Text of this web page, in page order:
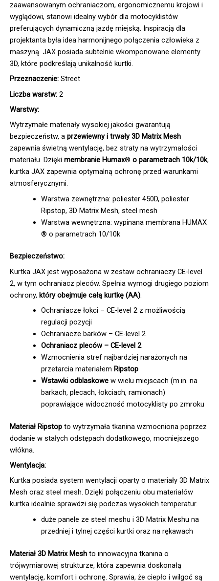
zaawansowanym ochraniaczom, ergonomicznemu krojowi i
wyglądowi, stanowi idealny wybór dla motocyklistów
preferujących dynamiczną jazdę miejską. Inspiracją dla
projektanta była idea harmonijnego połączenia człowieka z
maszyną. JAX posiada subtelnie wkomponowane elementy
3D, które podkreślają unikalność kurtki.
Przeznaczenie: Street
Liczba warstw: 2
Warstwy:
Wytrzymałe materiały wysokiej jakości gwarantują
bezpieczeństw, a przewiewny i trwały 3D Matrix Mesh
zapewnia świetną wentylację, bez straty na wytrzymałości
materiału. Dzięki membranie Humax® o parametrach 10k/10k,
kurtka JAX zapewnia optymalną ochronę przed warunkami
atmosferycznymi.
Warstwa zewnętrzna: poliester 450D, poliester
Ripstop, 3D Matrix Mesh, steel mesh
Warstwa wewnętrzna: wypinana membrana HUMAX
® o parametrach 10/10k
Bezpieczeństwo:
Kurtka JAX jest wyposażona w zestaw ochraniaczy CE-level
2, w tym ochraniacz pleców. Spełnia wymogi drugiego poziom
ochrony, który obejmuje całą kurtkę (AA).
Ochraniacze łokci – CE-level 2 z możliwością
regulacji pozycji
Ochraniacze barków – CE-level 2
Ochraniacz pleców – CE-level 2
Wzmocnienia stref najbardziej narażonych na
przetarcia materiałem Ripstop
Wstawki odblaskowew wielu miejscach (m.in. na
barkach, plecach, łokciach, ramionach)
poprawiające widoczność motocyklisty po zmroku
Materiał Ripstop to wytrzymała tkanina wzmocniona poprzez
dodanie w stałych odstępach dodatkowego, mocniejszego
włókna.
Wentylacja:
Kurtka posiada system wentylacji oparty o materiały 3D Matrix
Mesh oraz steel mesh. Dzięki połączeniu obu materiałów
kurtka idealnie sprawdzi się podczas wysokich temperatur.
duże panele ze steel meshu i 3D Matrix Meshu na
przedniej i tylnej części kurtki oraz na rękawach
Materiał 3D Matrix Mesh to innowacyjna tkanina o
trójwymiarowej strukturze, która zapewnia doskonałą
wentylację, komfort i ochronę. Sprawia, że ciepło i wilgoć są